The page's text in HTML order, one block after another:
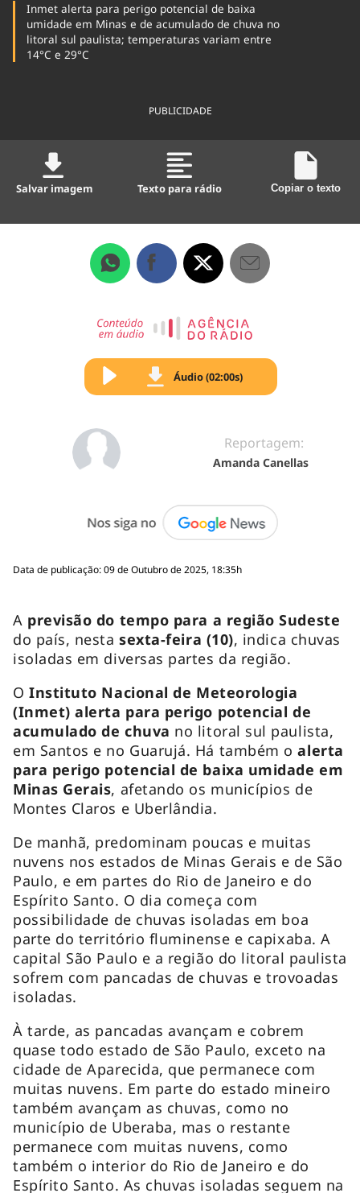
Inmet alerta para perigo potencial de baixa
umidade em Minas e de acumulado de chuva no
litoral sul paulista; temperaturas variam entre
14°C e 29°C
PUBLICIDADE
Salvar imagem Texto para rádio Copiar o texto
Áudio (02:00s)
Reportagem:
Amanda Canellas
Data de publicação: 09 de Outubro de 2025, 18:35h
A previsão do tempo para a região Sudeste
do país, nestasexta-feira (10), indica chuvas
isoladas em diversas partes da região.
OInstituto Nacional de Meteorologia
(Inmet) alerta para perigo potencial de
acumulado de chuva no litoral sul paulista,
em Santos e no Guarujá. Há também oalerta
para perigo potencial de baixa umidade em
Minas Gerais, afetando os municípios de
Montes Claros e Uberlândia.
De manhã, predominam poucas e muitas
nuvens nos estados de Minas Gerais e de São
Paulo, e em partes do Rio de Janeiro e do
Espírito Santo. O dia começa com
possibilidade de chuvas isoladas em boa
parte do território fluminense e capixaba. A
capital São Paulo e a região do litoral paulista
sofrem com pancadas de chuvas e trovoadas
isoladas.
À tarde, as pancadas avançam e cobrem
quase todo estado de São Paulo, exceto na
cidade de Aparecida, que permanece com
muitas nuvens. Em parte do estado mineiro
também avançam as chuvas, como no
município de Uberaba, mas o restante
permanece com muitas nuvens, como
também o interior do Rio de Janeiro e do
Espírito Santo. As chuvas isoladas seguem na